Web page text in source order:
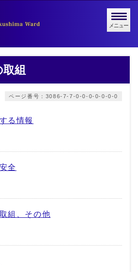
メニュー
組
ページ番号：3086-7-7-0-0-0-0-0-0-0
る情報
全
組、その他